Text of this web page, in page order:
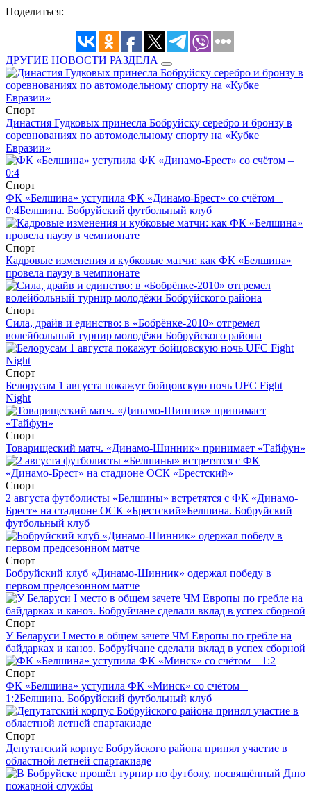
Поделиться:
ДРУГИЕ НОВОСТИ РАЗДЕЛА
Спорт
Династия Гудковых принесла Бобруйску серебро и бронзу в
соревнованиях по автомодельному спорту на «Кубке
Евразии»
Спорт
ФК «Белшина» уступила ФК «Динамо-Брест» со счётом –
0:4Белшина. Бобруйский футбольный клуб
Спорт
Кадровые изменения и кубковые матчи: как ФК «Белшина»
провела паузу в чемпионате
Спорт
Сила, драйв и единство: в «Бобрёнке-2010» отгремел
волейбольный турнир молодёжи Бобруйского района
Спорт
Белорусам 1 августа покажут бойцовскую ночь UFC Fight
Night
Спорт
Товарищеский матч. «Динамо-Шинник» принимает «Тайфун»
Спорт
2 августа футболисты «Белшины» встретятся с ФК «Динамо-
Брест» на стадионе ОСК «Брестский»Белшина. Бобруйский
футбольный клуб
Спорт
Бобруйский клуб «Динамо-Шинник» одержал победу в
первом предсезонном матче
Спорт
У Беларуси I место в общем зачете ЧМ Европы по гребле на
байдарках и каноэ. Бобруйчане сделали вклад в успех сборной
Спорт
ФК «Белшина» уступила ФК «Минск» со счётом –
1:2Белшина. Бобруйский футбольный клуб
Спорт
Депутатский корпус Бобруйского района принял участие в
областной летней спартакиаде